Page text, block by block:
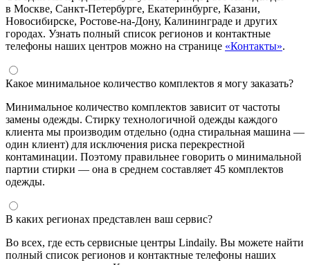
в Москве, Санкт-Петербурге, Екатеринбурге, Казани,
Новосибирске, Ростове-на-Дону, Калининграде и других
городах. Узнать полный список регионов и контактные
телефоны наших центров можно на странице «Контакты».
Какое минимальное количество комплектов я могу заказать?
Минимальное количество комплектов зависит от частоты
замены одежды. Стирку технологичной одежды каждого
клиента мы производим отдельно (одна стиральная машина —
один клиент) для исключения риска перекрестной
контаминации. Поэтому правильнее говорить о минимальной
партии стирки — она в среднем составляет 45 комплектов
одежды.
В каких регионах представлен ваш сервис?
Во всех, где есть сервисные центры Lindaily. Вы можете найти
полный список регионов и контактные телефоны наших